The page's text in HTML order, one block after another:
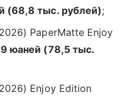
(68,8 тыс. рублей);
PaperMatte Enjoy
юаней (78,5 тыс.
Enjoy Edition